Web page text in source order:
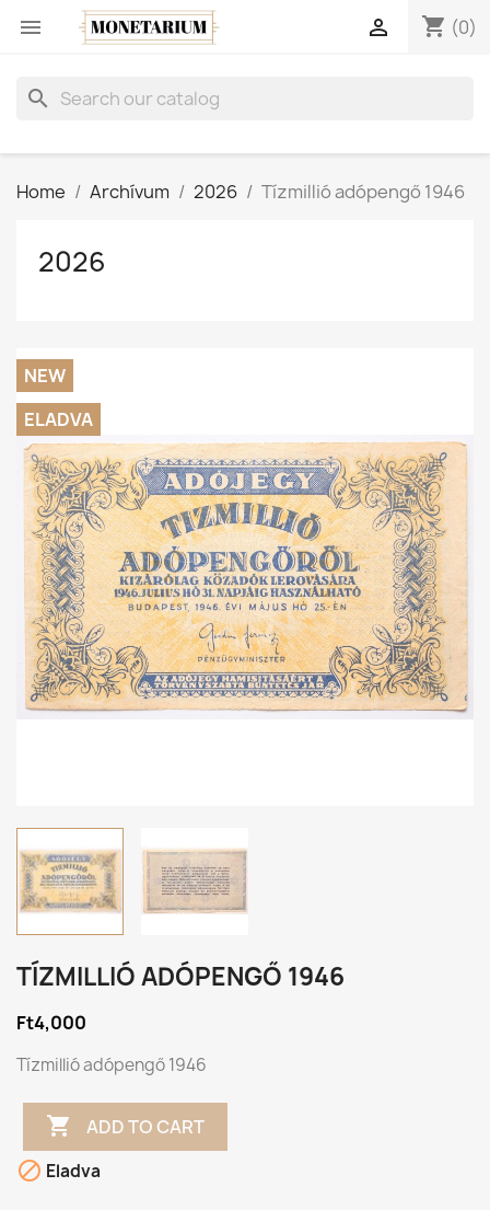
 shopping_cart (0)

search
Home Archívum 2026 Tízmillió adópengő 1946
2026
NEW
ELADVA
TÍZMILLIÓ ADÓPENGŐ 1946
Ft4,000
Tízmillió adópengő 1946
 ADD TO CART
 Eladva